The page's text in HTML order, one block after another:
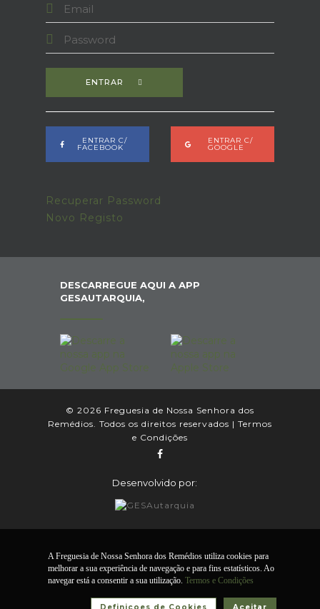
ENTRAR
ENTRAR C/
FACEBOOK
ENTRAR C/
GOOGLE
Recuperar Password
Novo Registo
DESCARREGUE AQUI A APP
GESAUTARQUIA,
© 2026 Freguesia de Nossa Senhora dos
Remédios. Todos os direitos reservados | Termos
e Condições
Desenvolvido por:
A Freguesia de Nossa Senhora dos Remédios utiliza cookies para
melhorar a sua experiência de navegação e para fins estatísticos. Ao
navegar está a consentir a sua utilização. Termos e Condições